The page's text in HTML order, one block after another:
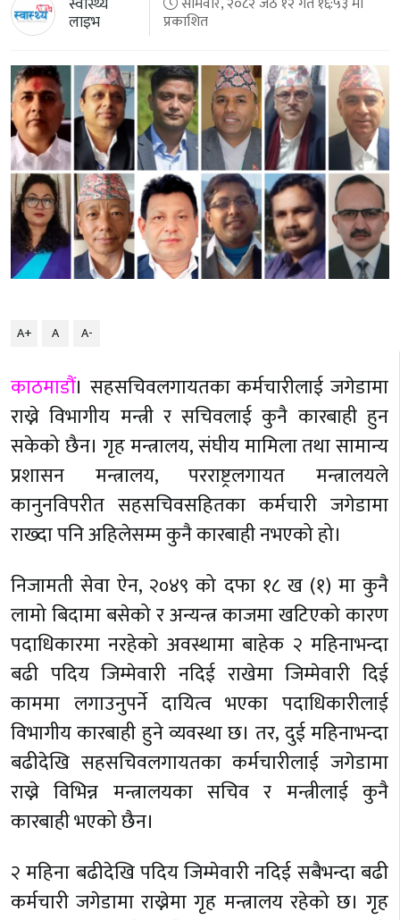
लाइभ प्रकाशित
A+ A A-
काठमाडौं। सहसचिवलगायतका कर्मचारीलाई जगेडामा
राख्ने विभागीय मन्त्री र सचिवलाई कुनै कारबाही हुन
सकेको छैन। गृह मन्त्रालय, संघीय मामिला तथा सामान्य
प्रशासन मन्त्रालय, परराष्ट्रलगायत मन्त्रालयले
कानुनविपरीत सहसचिवसहितका कर्मचारी जगेडामा
राख्दा पनि अहिलेसम्म कुनै कारबाही नभएको हो।
निजामती सेवा ऐन, २०४९ को दफा १८ ख (१) मा कुनै
लामो बिदामा बसेको र अन्यन्त्र काजमा खटिएको कारण
पदाधिकारमा नरहेको अवस्थामा बाहेक २ महिनाभन्दा
बढी पदिय जिम्मेवारी नदिई राखेमा जिम्मेवारी दिई
काममा लगाउनुपर्ने दायित्व भएका पदाधिकारीलाई
विभागीय कारबाही हुने व्यवस्था छ। तर, दुई महिनाभन्दा
बढीदेखि सहसचिवलगायतका कर्मचारीलाई जगेडामा
राख्ने विभिन्न मन्त्रालयका सचिव र मन्त्रीलाई कुनै
कारबाही भएको छैन।
२ महिना बढीदेखि पदिय जिम्मेवारी नदिई सबैभन्दा बढी
कर्मचारी जगेडामा राख्नेमा गृह मन्त्रालय रहेको छ। गृह